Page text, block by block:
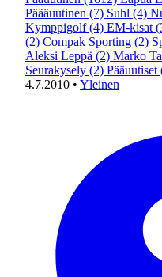
Päääuutinen (7) Suhl (4)
Kymppigolf (4) EM-kisat
(2) Compak Sporting (2)
Aleksi Leppä (2) Marko
Seurakysely (2) Pääuutiset
4.7.2010 • Yleinen